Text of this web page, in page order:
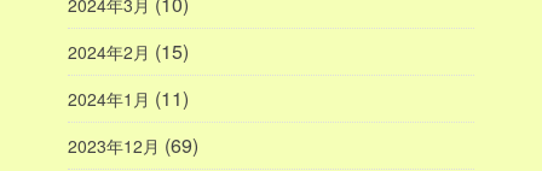
2024年2月 (15)
2024年1月 (11)
2023年12月 (69)